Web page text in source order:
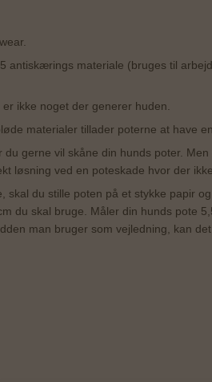
antiskærings materiale (bruges til
ikke noget der generer huden.
materialer tillader poterne at have
gerne vil skåne din hunds poter.
løsning ved en poteskade hvor der
skal du stille poten på et stykke papir
du skal bruge. Måler din hunds pote
man bruger som vejledning, kan